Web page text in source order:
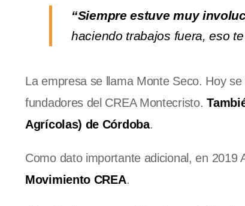
“Siempre estuve muy
haciendo trabajos fuera, eso
La empresa se llama Monte Seco. Hoy
fundadores del CREA Montecristo.
Agrícolas) de Córdoba.
Como dato importante adicional, en 2019
Movimiento CREA.